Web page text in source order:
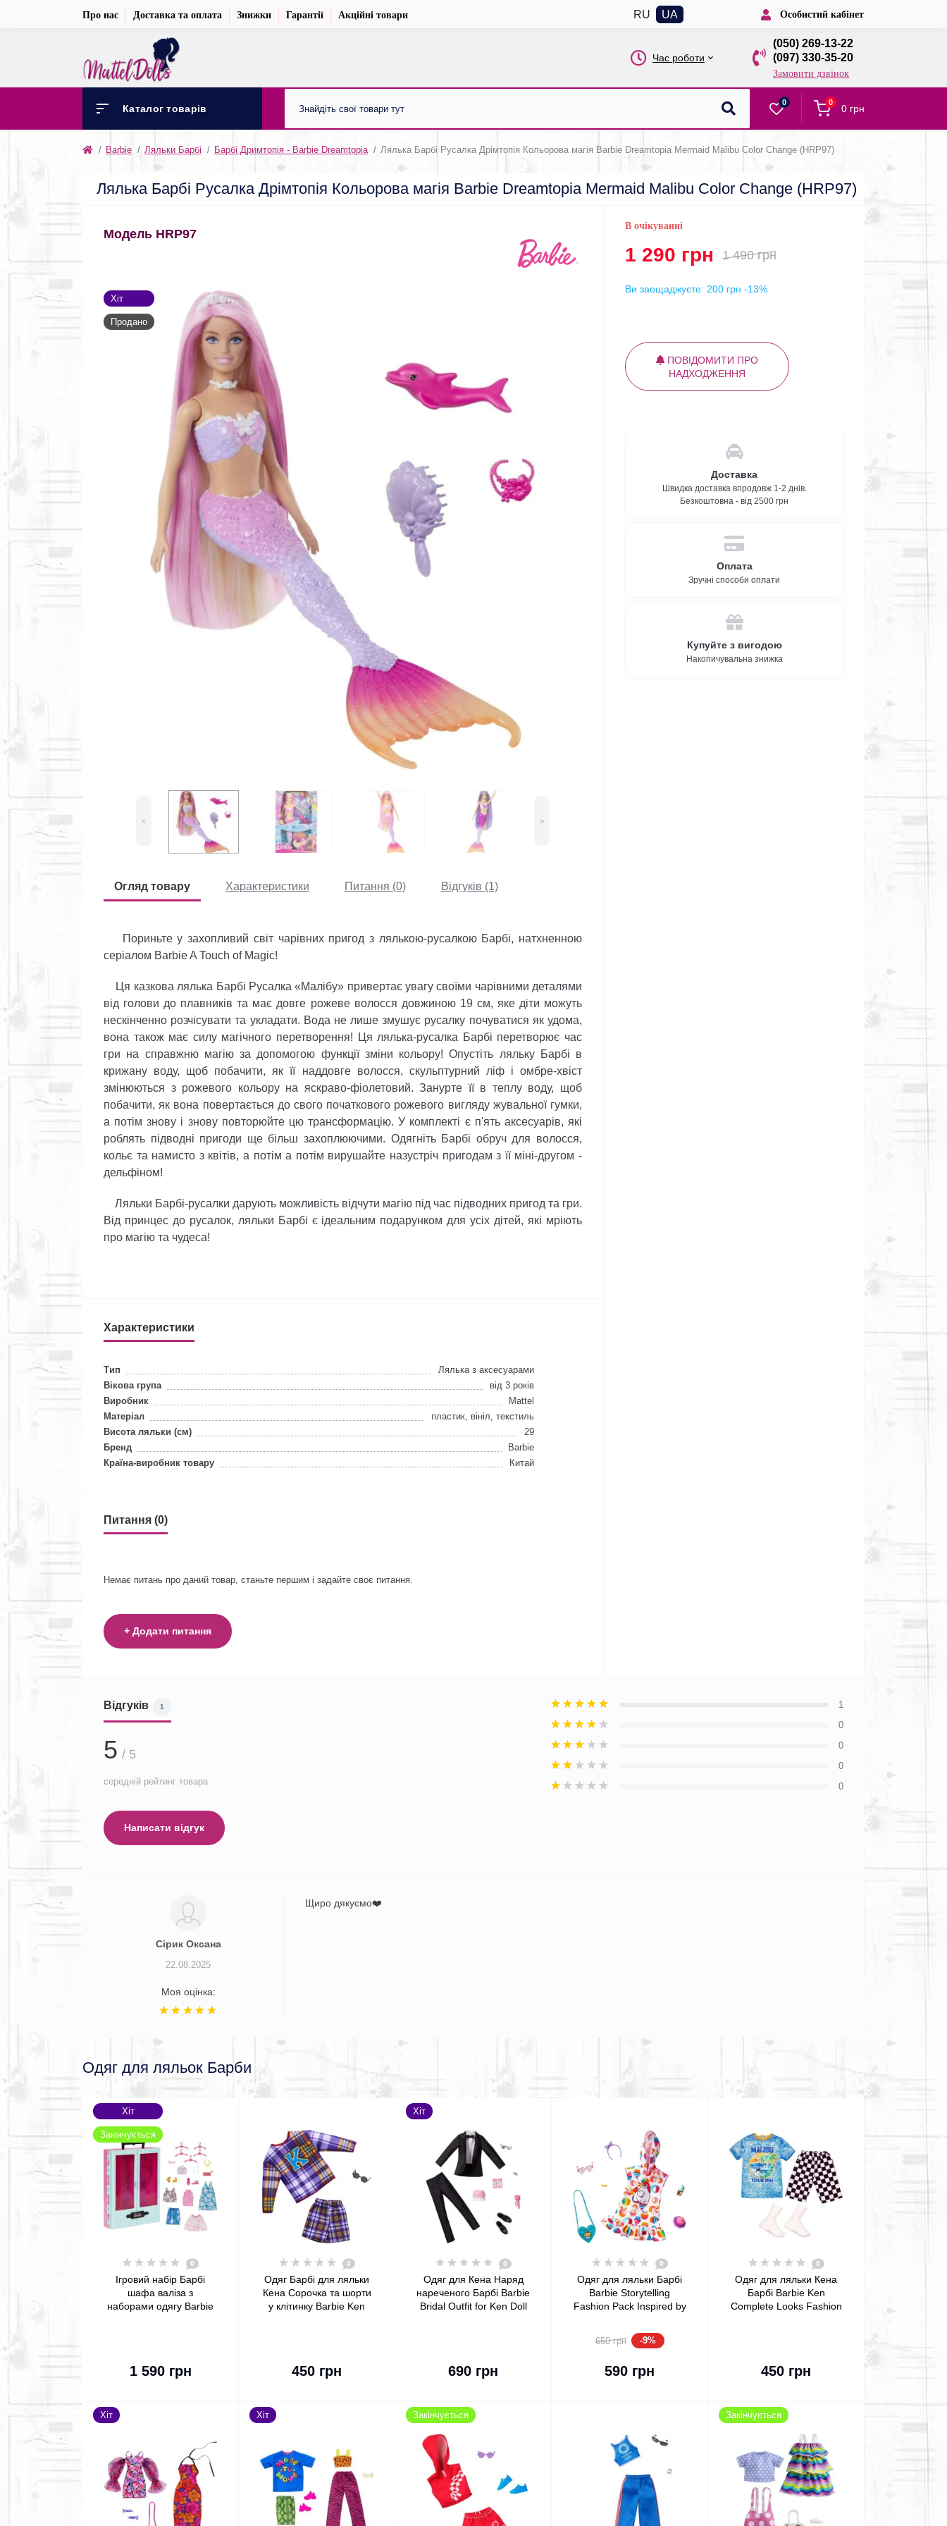
Про нас Доставка та оплата Знижки Гарантії Акційні товари RU UA Особистий кабінет
Час роботи
(050) 269-13-22
(097) 330-35-20
Замовити дзвінок
Каталог товарів
0 0
0 грн
Barbie Ляльки Барбі Барбі Дримтопія - Barbie Dreamtopia Лялька Барбі Русалка Дрімтопія Кольорова магія Barbie Dreamtopia Mermaid Malibu Color Change (HRP97)
Лялька Барбі Русалка Дрімтопія Кольорова магія Barbie Dreamtopia Mermaid Malibu Color Change (HRP97)
Модель HRP97
Хіт
Продано
< >
Огляд товару Характеристики Питання (0) Відгуків (1)
Пориньте у захопливий світ чарівних пригод з лялькою-русалкою Барбі, натхненною
серіалом Barbie A Touch of Magic!
Ця казкова лялька Барбі Русалка «Малібу» привертає увагу своїми чарівними деталями
від голови до плавників та має довге рожеве волосся довжиною 19 см, яке діти можуть
нескінченно розчісувати та укладати. Вода не лише змушує русалку почуватися як удома,
вона також має силу магічного перетворення! Ця лялька-русалка Барбі перетворює час
гри на справжню магію за допомогою функції зміни кольору! Опустіть ляльку Барбі в
крижану воду, щоб побачити, як її наддовге волосся, скульптурний ліф і омбре-хвіст
змінюються з рожевого кольору на яскраво-фіолетовий. Занурте її в теплу воду, щоб
побачити, як вона повертається до свого початкового рожевого вигляду жувальної гумки,
а потім знову і знову повторюйте цю трансформацію. У комплекті є п'ять аксесуарів, які
роблять підводні пригоди ще більш захоплюючими. Одягніть Барбі обруч для волосся,
кольє та намисто з квітів, а потім а потім вирушайте назустріч пригодам з її міні-другом -
дельфіном!
Ляльки Барбі-русалки дарують можливість відчути магію під час підводних пригод та гри.
Від принцес до русалок, ляльки Барбі є ідеальним подарунком для усіх дітей, які мріють
про магію та чудеса!
Характеристики
Тип
Лялька з аксесуарами
Вікова група
від 3 років
Виробник
Mattel
Матеріал
пластик, вініл, текстиль
Висота ляльки (см)
29
Бренд
Barbie
Країна-виробник товару
Китай
Питання (0)
Немає питань про даний товар, станьте першим і задайте своє питання.
+ Додати питання
В очікуванні
1 290 грн 1 490 грн
Ви заощаджуєте: 200 грн -13%
ПОВІДОМИТИ ПРО
НАДХОДЖЕННЯ
Доставка
Швидка доставка впродовж 1-2 днів.
Безкоштовна - від 2500 грн
Оплата
Зручні способи оплати
Купуйте з вигодою
Накопичувальна знижка
Відгуків 1
5 / 5
середній рейтинг товара
Написати відгук
1
0
0
0
0
Сірик Оксана
22.08.2025
Моя оцінка:
Щиро дякуємо❤️
Одяг для ляльок Барби
Хіт
Закінчується
0
Ігровий набір Барбі
шафа валіза з
наборами одягу Barbie
1 590 грн
0
Одяг Барбі для ляльки
Кена Сорочка та шорти
у клітинку Barbie Ken
450 грн
Хіт
0
Одяг для Кена Наряд
нареченого Барбі Barbie
Bridal Outfit for Ken Doll
690 грн
0
Одяг для ляльки Барбі
Barbie Storytelling
Fashion Pack Inspired by
6 Accessories
650 грн -9%
590 грн
0
Одяг для ляльки Кена
Барбі Barbie Ken
Complete Looks Fashion
450 грн
Хіт Хіт Закінчується Закінчується